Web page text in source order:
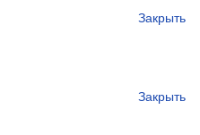
Закрыть
Закрыть